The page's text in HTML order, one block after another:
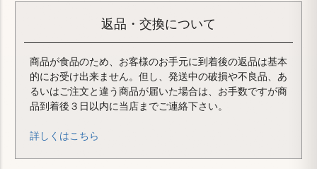
返品・交換について
商品が食品のため、お客様のお手元に到着後の返品は基本
的にお受け出来ません。但し、発送中の破損や不良品、あ
るいはご注文と違う商品が届いた場合は、お手数ですが商
品到着後３日以内に当店までご連絡下さい。
詳しくはこちら